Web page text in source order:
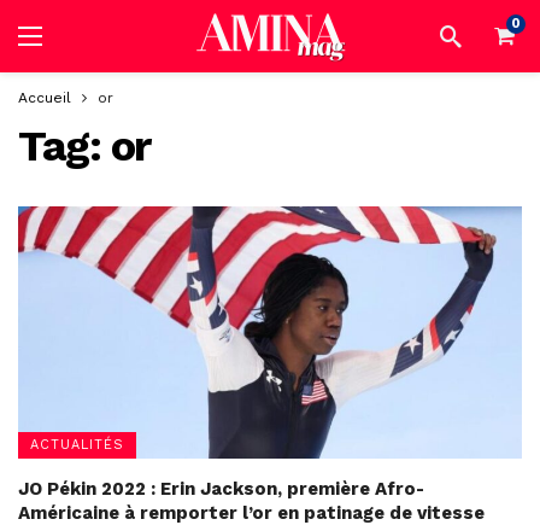
0
Accueil or
Tag: or
ACTUALITÉS
JO Pékin 2022 : Erin Jackson, première Afro-
Américaine à remporter l’or en patinage de vitesse